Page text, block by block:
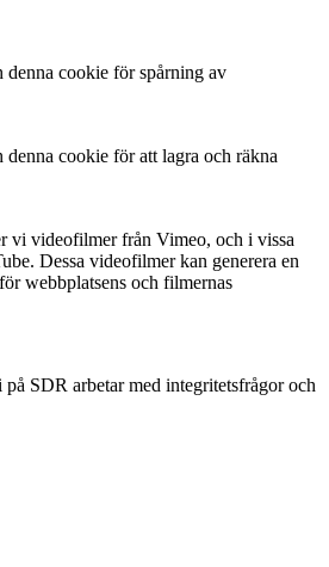
cookie för spårning av
cookie för att lagra och räkna
vi videofilmer från Vimeo, och i vissa
Dessa videofilmer kan generera en
webbplatsens och filmernas
SDR arbetar med integritetsfrågor och